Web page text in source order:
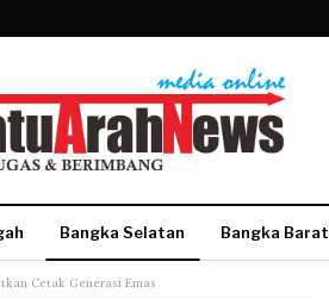
Bangka Selatan Bangka Barat
More
Cetak Generasi Emas